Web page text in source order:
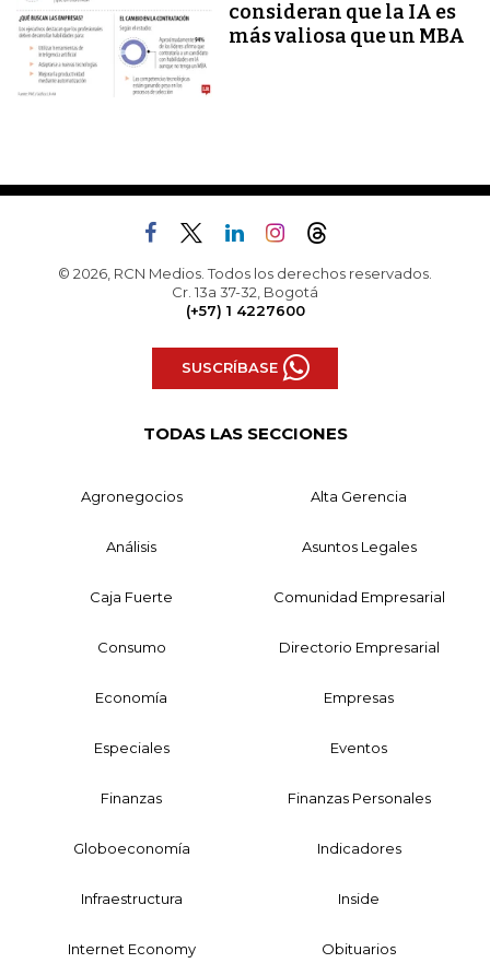
consideran que la IA es
más valiosa que un MBA
© 2026, RCN Medios. Todos los derechos reservados.
Cr. 13a 37-32, Bogotá
(+57) 1 4227600
SUSCRÍBASE
TODAS LAS SECCIONES
Agronegocios Alta Gerencia
Análisis Asuntos Legales
Caja Fuerte Comunidad Empresarial
Consumo Directorio Empresarial
Economía Empresas
Especiales Eventos
Finanzas Finanzas Personales
Globoeconomía Indicadores
Infraestructura Inside
Internet Economy Obituarios